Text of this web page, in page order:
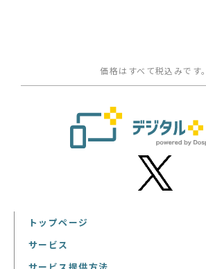
価格はすべて税込みです。
トップページ
サービス